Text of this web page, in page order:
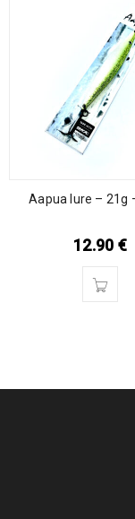
Aapua lure – 21g
12.90 €